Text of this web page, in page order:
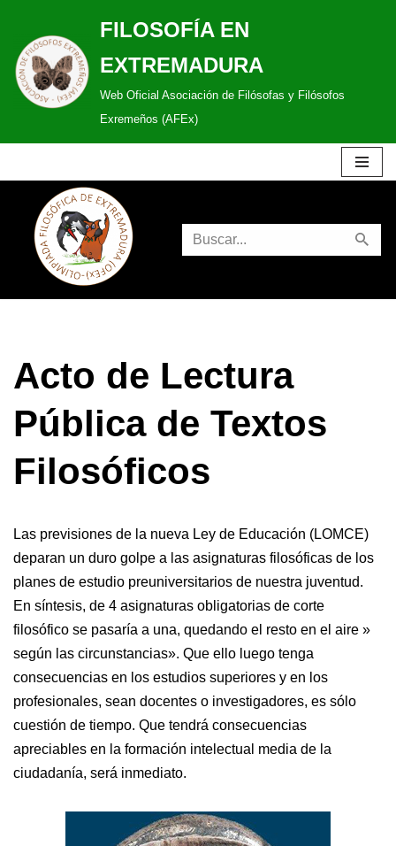
Saltar
al
contenido
FILOSOFÍA EN
EXTREMADURA
Web Oficial Asociación de Filósofas y Filósofos
Exremeños (AFEx)
Acto de Lectura
Pública de Textos
Filosóficos
Las previsiones de la nueva Ley de Educación (LOMCE)
deparan un duro golpe a las asignaturas filosóficas de los
planes de estudio preuniversitarios de nuestra juventud.
En síntesis, de 4 asignaturas obligatorias de corte
filosófico se pasaría a una, quedando el resto en el aire »
según las circunstancias». Que ello luego tenga
consecuencias en los estudios superiores y en los
profesionales, sean docentes o investigadores, es sólo
cuestión de tiempo. Que tendrá consecuencias
apreciables en la formación intelectual media de la
ciudadanía, será inmediato.